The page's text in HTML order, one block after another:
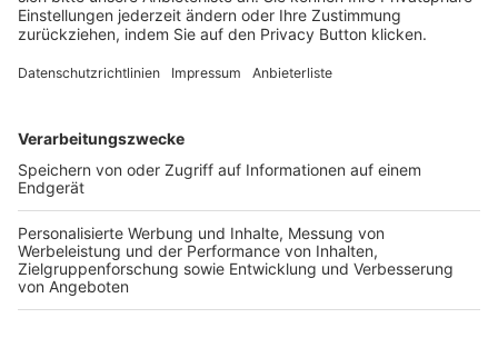
FOLGE DEM BFV
TOP-VEREINE
TOP-PARTNER